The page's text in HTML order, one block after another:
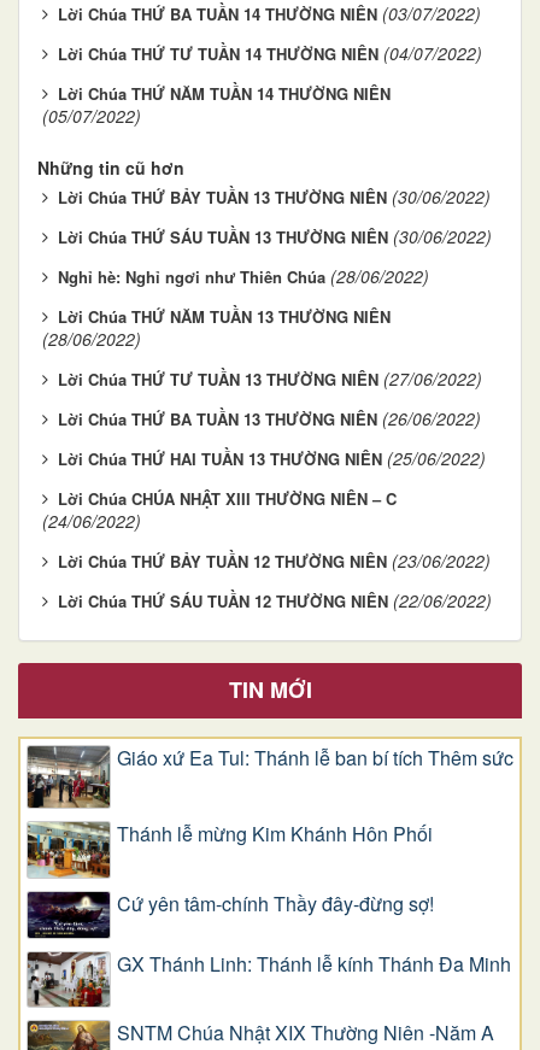
Lời Chúa THỨ BA TUẦN 14 THƯỜNG NIÊN (03/07/2022)
Lời Chúa THỨ TƯ TUẦN 14 THƯỜNG NIÊN (04/07/2022)
Lời Chúa THỨ NĂM TUẦN 14 THƯỜNG NIÊN
(05/07/2022)
Những tin cũ hơn
Lời Chúa THỨ BẢY TUẦN 13 THƯỜNG NIÊN (30/06/2022)
Lời Chúa THỨ SÁU TUẦN 13 THƯỜNG NIÊN (30/06/2022)
Nghỉ hè: Nghỉ ngơi như Thiên Chúa (28/06/2022)
Lời Chúa THỨ NĂM TUẦN 13 THƯỜNG NIÊN
(28/06/2022)
Lời Chúa THỨ TƯ TUẦN 13 THƯỜNG NIÊN (27/06/2022)
Lời Chúa THỨ BA TUẦN 13 THƯỜNG NIÊN (26/06/2022)
Lời Chúa THỨ HAI TUẦN 13 THƯỜNG NIÊN (25/06/2022)
Lời Chúa CHÚA NHẬT XIII THƯỜNG NIÊN – C
(24/06/2022)
Lời Chúa THỨ BẢY TUẦN 12 THƯỜNG NIÊN (23/06/2022)
Lời Chúa THỨ SÁU TUẦN 12 THƯỜNG NIÊN (22/06/2022)
TIN MỚI
Giáo xứ Ea Tul: Thánh lễ ban bí tích Thêm sức
Thánh lễ mừng Kim Khánh Hôn Phối
Cứ yên tâm-chính Thầy đây-đừng sợ!
GX Thánh Linh: Thánh lễ kính Thánh Đa Minh
SNTM Chúa Nhật XIX Thường Niên -Năm A